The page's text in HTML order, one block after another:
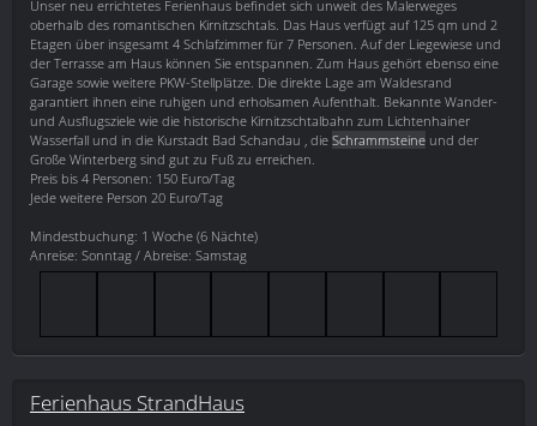
Unser neu errichtetes Ferienhaus befindet sich unweit des Malerweges
oberhalb des romantischen Kirnitzschtals. Das Haus verfügt auf 125 qm und 2
Etagen über insgesamt 4 Schlafzimmer für 7 Personen. Auf der Liegewiese und
der Terrasse am Haus können Sie entspannen. Zum Haus gehört ebenso eine
Garage sowie weitere PKW-Stellplätze. Die direkte Lage am Waldesrand
garantiert ihnen eine ruhigen und erholsamen Aufenthalt. Bekannte Wander-
und Ausflugsziele wie die historische Kirnitzschtalbahn zum Lichtenhainer
Wasserfall und in die Kurstadt Bad Schandau , die Schrammsteine und der
Große Winterberg sind gut zu Fuß zu erreichen.
Preis bis 4 Personen: 150 Euro/Tag
Jede weitere Person 20 Euro/Tag
Mindestbuchung: 1 Woche (6 Nächte)
Anreise: Sonntag / Abreise: Samstag
Ferienhaus StrandHaus